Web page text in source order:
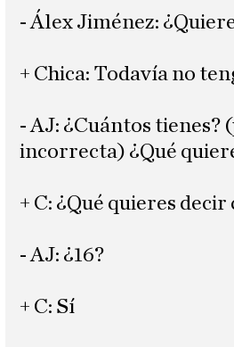
- Álex Jiménez:
+ Chica: Todavía no
- AJ: ¿Cuántos
incorrecta) ¿Qué
+ C: ¿Qué quieres
- AJ: ¿16?
+ C: Sí